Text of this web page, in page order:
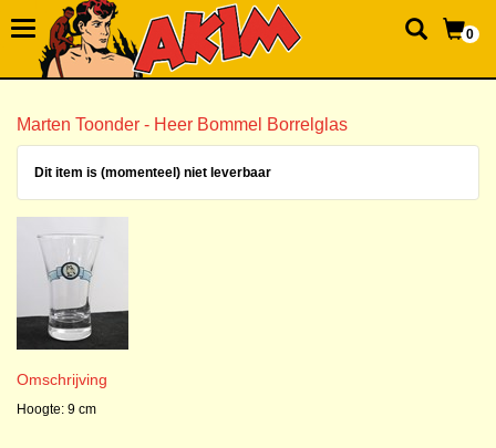
0
Marten Toonder - Heer Bommel Borrelglas
Dit item is (momenteel) niet leverbaar
Omschrijving
Hoogte: 9 cm